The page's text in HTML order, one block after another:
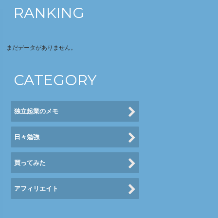
RANKING
まだデータがありません。
CATEGORY
独立起業のメモ
日々勉強
買ってみた
アフィリエイト